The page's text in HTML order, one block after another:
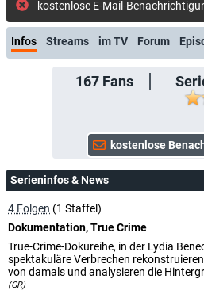
Infos Streams im TV Forum
167Fans
Serieninfos & News
4 Folgen (1 Staffel)
Dokumentation, True Crime
True-Crime-Dokureihe, in der Lydia
spektakuläre Verbrechen
von damals und analysieren die
(GR)